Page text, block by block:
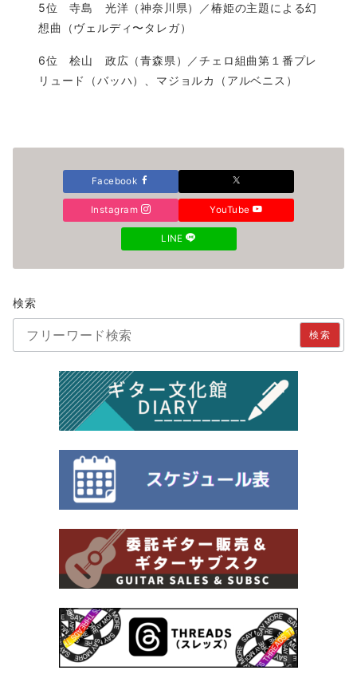
5位 寺島 光洋（神奈川県）／椿姫の主題による幻
想曲（ヴェルディ〜タレガ）
6位 桧山 政広（青森県）／チェロ組曲第１番プレ
リュード（バッハ）、マジョルカ（アルベニス）
Facebook
Instagram YouTube
LINE
検索
検索